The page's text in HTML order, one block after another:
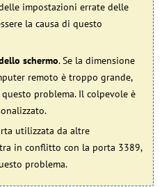
impostazioni errate delle
la causa di questo
schermo. Se la dimensione
remoto è troppo grande,
problema. Il colpevole è
utilizzata da altre
in conflitto con la porta 3389,
problema.